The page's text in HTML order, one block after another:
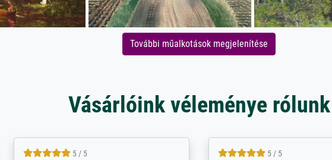
További műalkotások megjelenítése
Vásárlóink véleménye rólunk
5 / 5 5 / 5